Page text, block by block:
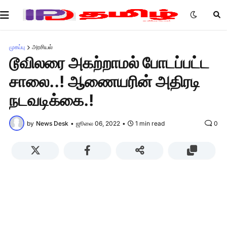
முகப்பு அரசியல்
டூவிலரை அகற்றாமல் போடப்பட்ட
சாலை..! ஆணையரின் அதிரடி
நடவடிக்கை.!
by News Desk • ஜூலை 06, 2022 • 1 min read 0